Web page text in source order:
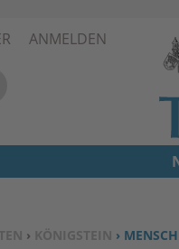
ANMELDEN
› KÖNIGSTEIN ›